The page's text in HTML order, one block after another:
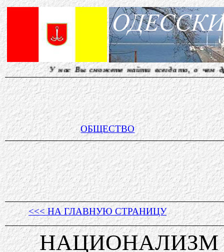
Вы сможете найти всегда то, о чем другие
ОБЩЕСТВО
<<< НА ГЛАВНУЮ СТРАНИЦУ
НАЦИОНАЛИЗМ